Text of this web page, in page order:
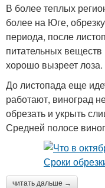
В более теплых
более на Юге,
периода, после
питательных
хорошо вызреет лоза.
До листопада еще
работают, виноград
обрезать и укрыть
Средней полосе
читать дальше →